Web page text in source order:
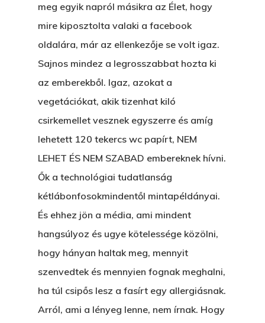
meg egyik napról másikra az Élet, hogy
mire kiposztolta valaki a facebook
oldalára, már az ellenkezője se volt igaz.
Sajnos mindez a legrosszabbat hozta ki
az emberekből. Igaz, azokat a
vegetációkat, akik tizenhat kiló
csirkemellet vesznek egyszerre és amíg
lehetett 120 tekercs wc papírt, NEM
LEHET ÉS NEM SZABAD embereknek hívni.
Ők a technológiai tudatlanság
kétlábonfosokmindentől mintapéldányai.
És ehhez jön a média, ami mindent
hangsúlyoz és ugye kötelessége közölni,
hogy hányan haltak meg, mennyit
szenvedtek és mennyien fognak meghalni,
ha túl csipős lesz a fasírt egy allergiásnak.
Arról, ami a lényeg lenne, nem írnak. Hogy
ÁRULÓ!
AZ IGAZI AJÁNDÉK
Párizs És Újra MI
ELMENT A VILLAMOS
EGY BANKOT, ÖDÖN?
GYERE VELEM
KÖNYVESBOLTBA,
A „BECSÜLETES”
Hogyan Tudta Feladni
Kartalherczeghy